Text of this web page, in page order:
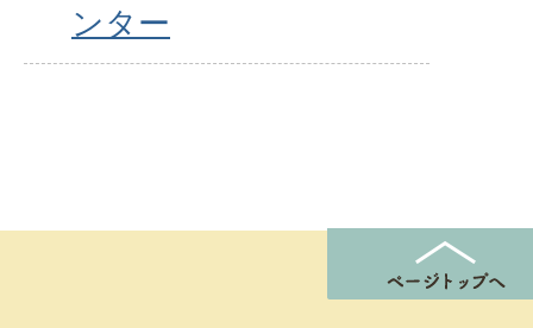
ンター